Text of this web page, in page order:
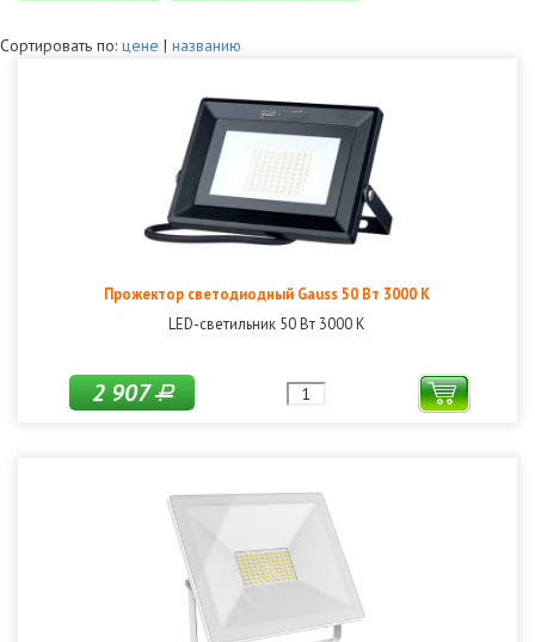
Сортировать по: цене | названию
Прожектор светодиодный Gauss 50 Вт 3000 K
LED-светильник 50 Вт 3000 К
2 907Р